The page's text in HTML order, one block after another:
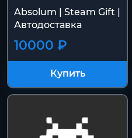
Absolum | Steam Gift |
Автодоставка
10000 ₽
Купить